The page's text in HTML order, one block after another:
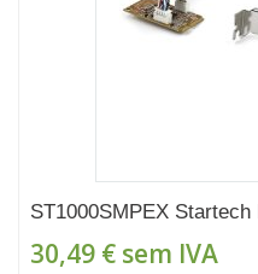
ST1000SMPEX
30,49 € sem IVA